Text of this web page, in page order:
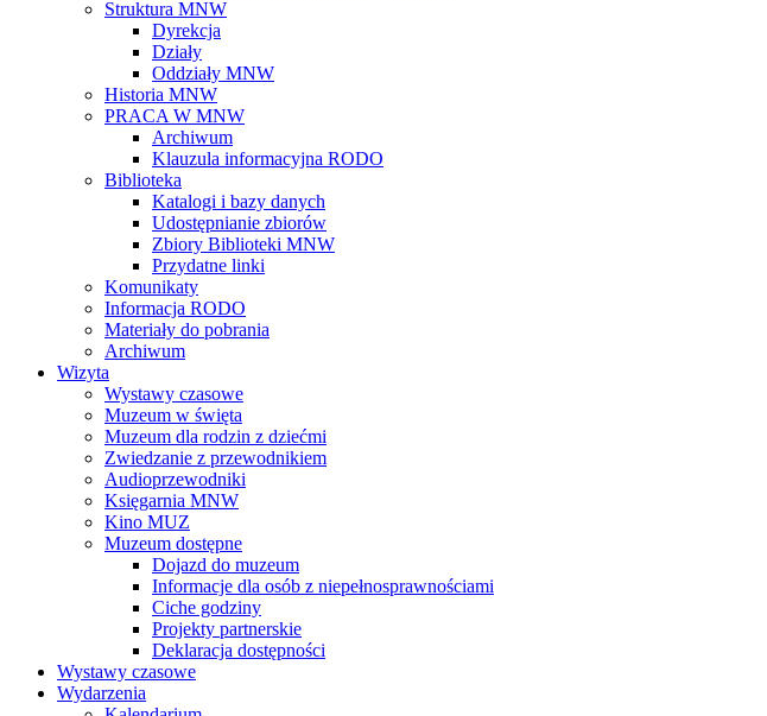
Struktura MNW
Dyrekcja
Działy
Oddziały MNW
Historia MNW
PRACA W MNW
Archiwum
Klauzula informacyjna RODO
Biblioteka
Katalogi i bazy danych
Udostępnianie zbiorów
Zbiory Biblioteki MNW
Przydatne linki
Komunikaty
Informacja RODO
Materiały do pobrania
Archiwum
Wizyta
Wystawy czasowe
Muzeum w święta
Muzeum dla rodzin z dziećmi
Zwiedzanie z przewodnikiem
Audioprzewodniki
Księgarnia MNW
Kino MUZ
Muzeum dostępne
Dojazd do muzeum
Informacje dla osób z niepełnosprawnościami
Ciche godziny
Projekty partnerskie
Deklaracja dostępności
Wystawy czasowe
Wydarzenia